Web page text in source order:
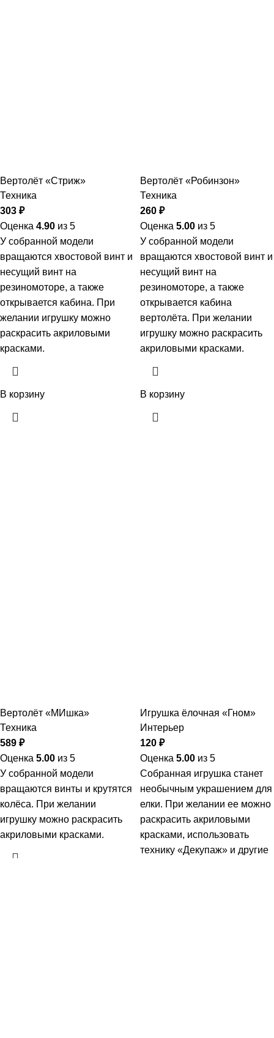
Вертолёт «Стриж»
Техника
303 ₽
Оценка 4.90 из 5
У собранной модели
вращаются хвостовой винт и
несущий винт на
резиномоторе, а также
открывается кабина. При
желании игрушку можно
раскрасить акриловыми
красками.
В корзину
Вертолёт «Робинзон»
Техника
260 ₽
Оценка 5.00 из 5
У собранной модели
вращаются хвостовой винт и
несущий винт на
резиномоторе, а также
открывается кабина
вертолёта. При желании
игрушку можно раскрасить
акриловыми красками.
В корзину
Вертолёт «МИшка»
Техника
589 ₽
Оценка 5.00 из 5
У собранной модели
вращаются винты и крутятся
колёса. При желании
игрушку можно раскрасить
акриловыми красками.
Игрушка ёлочная «Гном»
Интерьер
120 ₽
Оценка 5.00 из 5
Собранная игрушка станет
необычным украшением для
елки. При желании ее можно
раскрасить акриловыми
красками, использовать
технику «Декупаж» и другие